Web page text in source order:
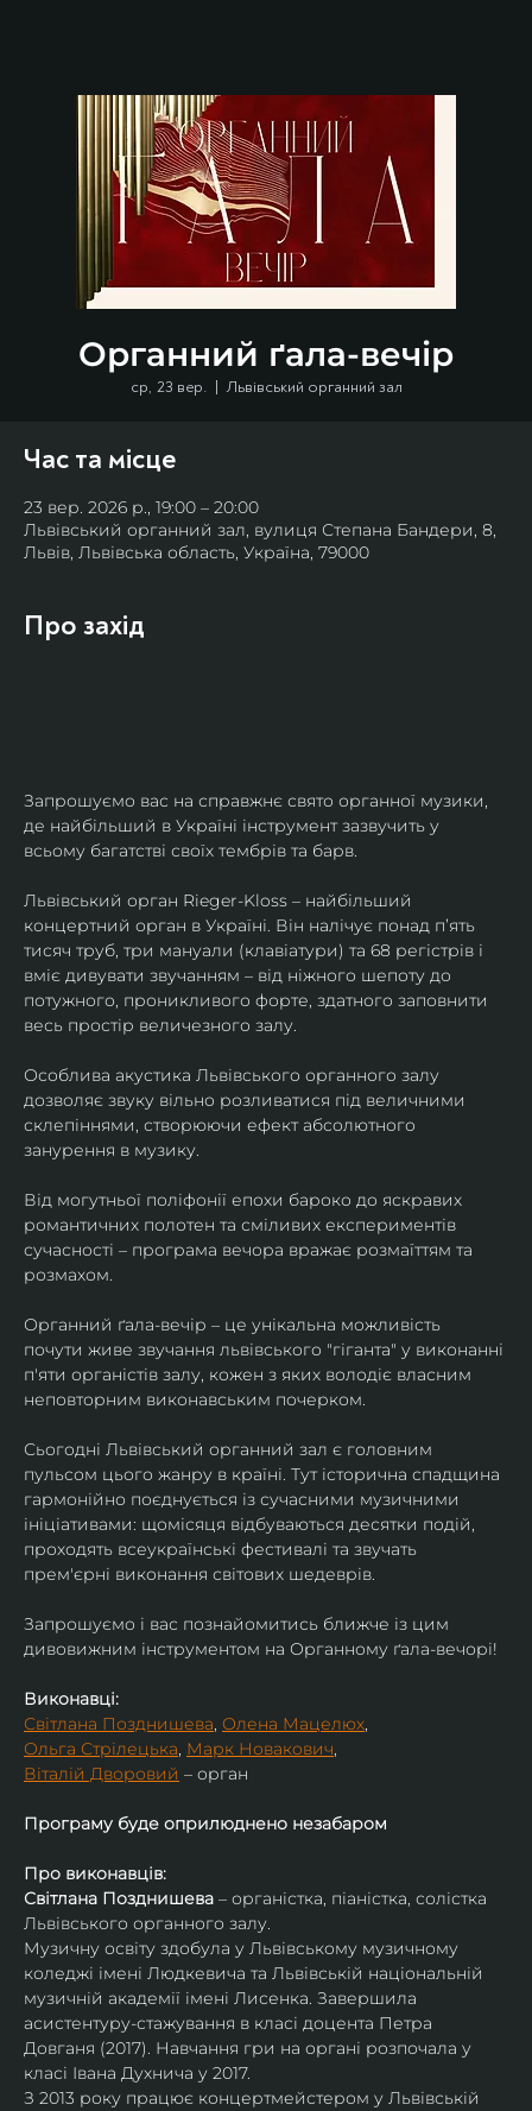
Органний ґала-вечір
ср, 23 вер.
  |
Львівський органний зал
Час та місце
23 вер. 2026 р., 19:00 – 20:00
Львівський органний зал, вулиця Степана Бандери, 8,
Львів, Львівська область, Україна, 79000
Про захід
Запрошуємо вас на справжнє свято органної музики,
де найбільший в Україні інструмент зазвучить у
всьому багатстві своїх тембрів та барв.
​Львівський орган Rieger-Kloss – найбільший
концертний орган в Україні. Він налічує понад пʼять
тисяч труб, три мануали (клавіатури) та 68 регістрів і
вміє дивувати звучанням – від ніжного шепоту до
потужного, проникливого форте, здатного заповнити
весь простір величезного залу.
Особлива акустика Львівського органного залу
дозволяє звуку вільно розливатися під величними
склепіннями, створюючи ефект абсолютного
занурення в музику.
​Від могутньої поліфонії епохи бароко до яскравих
романтичних полотен та сміливих експериментів
сучасності – програма вечора вражає розмаїттям та
розмахом.
​Органний ґала-вечір – це унікальна можливість
почути живе звучання львівського "гіганта" у виконанні
п'яти органістів залу, кожен з яких володіє власним
неповторним виконавським почерком.
​Сьогодні Львівський органний зал є головним
пульсом цього жанру в країні. Тут історична спадщина
гармонійно поєднується із сучасними музичними
ініціативами: щомісяця відбуваються десятки подій,
проходять всеукраїнські фестивалі та звучать
прем'єрні виконання світових шедеврів.
​Запрошуємо і вас познайомитись ближче із цим
дивовижним інструментом на Органному ґала-вечорі!
Виконавці:
Світлана Позднишева, Олена Мацелюх,
Ольга Стрілецька, Марк Новакович,
Віталій Дворовий – орган
Програму буде оприлюднено незабаром
Про виконавців:
Світлана Позднишева – органістка, піаністка, солістка
Львівського органного залу.
Музичну освіту здобула у Львівському музичному
коледжі імені Людкевича та Львівській національній
музичній академії імені Лисенка. Завершила
асистентуру-стажування в класі доцента Петра
Довганя (2017). Навчання гри на органі розпочала у
класі Івана Духнича у 2017.
З 2013 року працює концертмейстером у Львівській